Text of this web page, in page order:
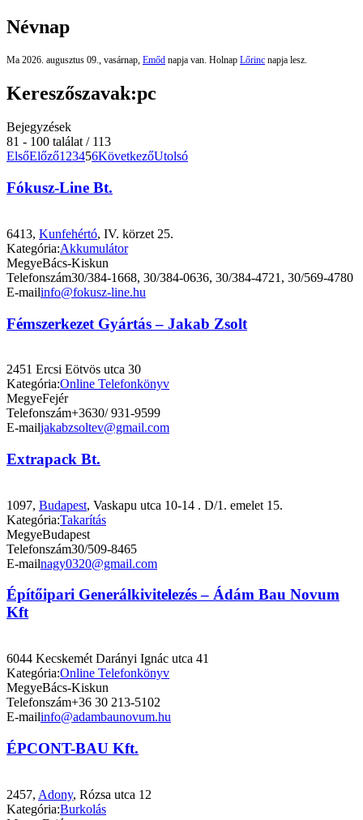
Névnap
Ma 2026. augusztus 09., vasárnap, Emőd napja van. Holnap Lőrinc napja lesz.
Kereszőszavak:pc
Bejegyzések
81 - 100 találat / 113
ElsőElőző123456KövetkezőUtolsó
Fókusz-Line Bt.
6413, Kunfehértó, IV. körzet 25.
Kategória:Akkumulátor
MegyeBács-Kiskun
Telefonszám30/384-1668, 30/384-0636, 30/384-4721, 30/569-4780
E-mailinfo@fokusz-line.hu
Fémszerkezet Gyártás – Jakab Zsolt
2451 Ercsi Eötvös utca 30
Kategória:Online Telefonkönyv
MegyeFejér
Telefonszám+3630/ 931-9599
E-mailjakabzsoltev@gmail.com
Extrapack Bt.
1097, Budapest, Vaskapu utca 10-14 . D/1. emelet 15.
Kategória:Takarítás
MegyeBudapest
Telefonszám30/509-8465
E-mailnagy0320@gmail.com
Építőipari Generálkivitelezés – Ádám Bau Novum
Kft
6044 Kecskemét Darányi Ignác utca 41
Kategória:Online Telefonkönyv
MegyeBács-Kiskun
Telefonszám+36 30 213-5102
E-mailinfo@adambaunovum.hu
ÉPCONT-BAU Kft.
2457, Adony, Rózsa utca 12
Kategória:Burkolás